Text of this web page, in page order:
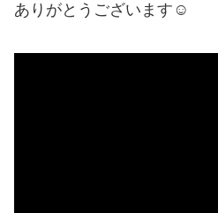
ありがとうございます☺